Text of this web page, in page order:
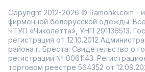
Copyright 2012-2026 © Ramonki.com -
фирменной белорусской одежды.
ЧТУП «Чиколетта», УНП 291136513.
регистрация от 12.10.2012
района г. Бреста. Свидетельство о
регистрации № 0061143.
торговом реестре 564352 от